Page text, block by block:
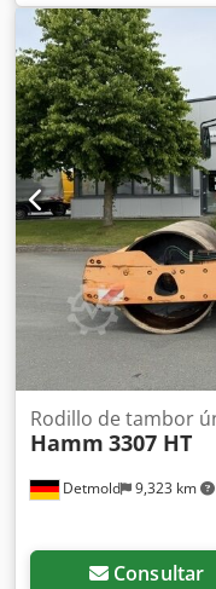
Número de serie:
Consulte nuestro
máquinas listas para
de las que aparecen
enviarnos un correo
Todas nuestras
y comprobadas por
Contáctenos y se las
atendemos en
ruso. Descubra
Detmold 9,323 km
Rodillo de tambor
Hamm 3307 HT
Consultar